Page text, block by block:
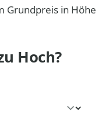
Grundpreis in
Hoch?